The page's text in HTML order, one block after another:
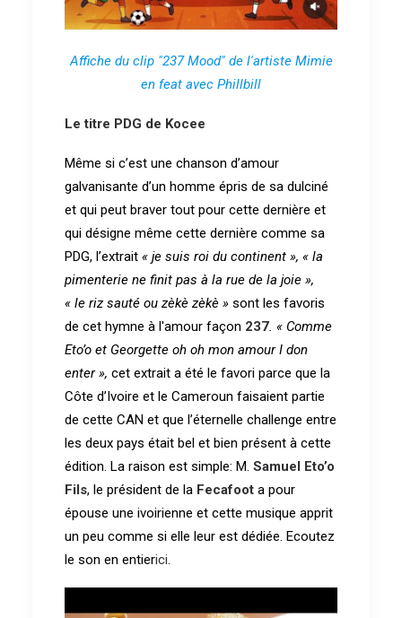
Affiche du clip "237 Mood" de l'artiste Mimie
en feat avec Phillbill
Le titre PDG de Kocee
Même si c’est une chanson d’amour
galvanisante d’un homme épris de sa dulciné
et qui peut braver tout pour cette dernière et
qui désigne même cette dernière comme sa
PDG, l’extrait « je suis roi du continent », « la
pimenterie ne finit pas à la rue de la joie »,
« le riz sauté ou zèkè zèkè » sont les favoris
de cet hymne à l'amour façon 237 . « Comme
Eto’o et Georgette oh oh mon amour I don
enter », cet extrait a été le favori parce que la
Côte d’Ivoire et le Cameroun faisaient partie
de cette CAN et que l’éternelle challenge entre
les deux pays était bel et bien présent à cette
édition. La raison est simple: M. Samuel Eto’o
Fils, le président de la Fecafoot a pour
épouse une ivoirienne et cette musique apprit
un peu comme si elle leur est dédiée. Ecoutez
le son en entierici